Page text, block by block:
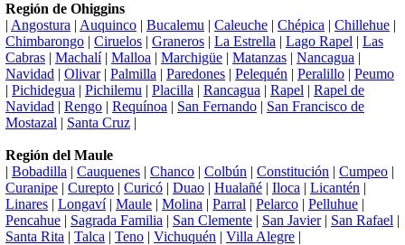
Región de Ohiggins
| Angostura | Auquinco | Bucalemu | Caleuche | Chépica | Chillehue |
Chimbarongo | Ciruelos | Graneros | La Estrella | Lago Rapel | Las
Cabras | Machalí| Malloa | Marchigüe | Matanzas | Nancagua |
Navidad | Olivar| Palmilla | Paredones | Pelequén | Peralillo | Peumo
| Pichidegua | Pichilemu | Placilla | Rancagua | Rapel | Rapel de
Navidad | Rengo | Requínoa | San Fernando | San Francisco de
Mostazal | Santa Cruz |
Región del Maule
| Bobadilla | Cauquenes | Chanco | Colbún | Constitución | Cumpeo |
Curanipe | Curepto | Curicó | Duao | Hualañé | Iloca | Licantén |
Linares | Longaví| Maule | Molina | Parral | Pelarco | Pelluhue |
Pencahue | Sagrada Familia | San Clemente | San Javier| San Rafael |
Santa Rita | Talca | Teno | Vichuquén | Villa Alegre |